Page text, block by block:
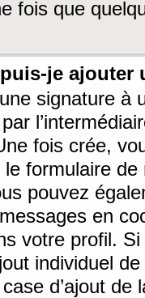
fois que
je ajouter
signature à
fois crée,
le formulaire de
pouvez
en
votre profil.
individuel
d’ajout